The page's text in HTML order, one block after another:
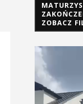
ZOBACZ
Odtwarzacz
video